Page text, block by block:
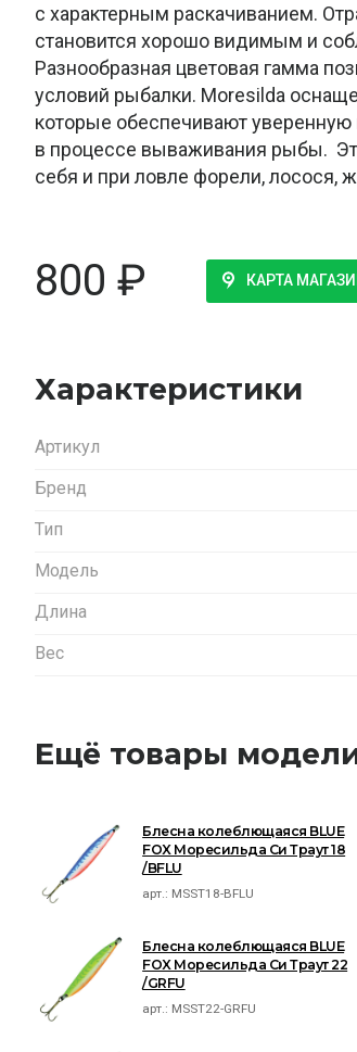
с характерным раскачиванием.
становится хорошо видимым и
Разнообразная цветовая гамма
условий рыбалки. Moresilda
которые обеспечивают
в процессе вываживания рыбы.
себя и при ловле форели, лосося,
800 ₽ КАРТА
Характеристики
Артикул
Бренд
Тип
Модель
Длина
Вес
Ещё товары
Блесна колеблющаяся BLUE
FOX Моресильда Си Траут 18
/BFLU
арт.: MSST18-BFLU
Блесна колеблющаяся BLUE
FOX Моресильда Си Траут 22
/GRFU
арт.: MSST22-GRFU